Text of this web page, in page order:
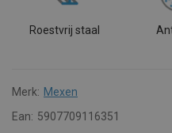
Roestvrij staal
Merk: Mexen
Ean: 5907709116351